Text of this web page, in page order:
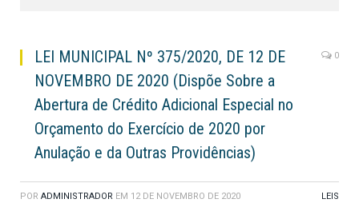
LEI MUNICIPAL Nº 375/2020, DE 12 DE
NOVEMBRO DE 2020 (Dispõe Sobre a
Abertura de Crédito Adicional Especial no
Orçamento do Exercício de 2020 por
Anulação e da Outras Providências)
0
POR ADMINISTRADOR EM 12 DE NOVEMBRO DE 2020 LEIS